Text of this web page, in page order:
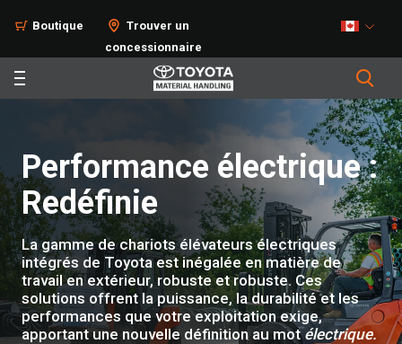
Boutique
Trouver un
concessionnaire
Produits
Performance électrique :
Redéfinie
La gamme de chariots élévateurs électriques
intégrés de Toyota est inégalée en matière de
travail en extérieur, robuste et robuste. Ces
solutions offrent la puissance, la durabilité et les
performances que votre exploitation exige,
apportant une nouvelle définition au motélectrique.